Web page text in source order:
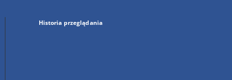
Historia przeglądania